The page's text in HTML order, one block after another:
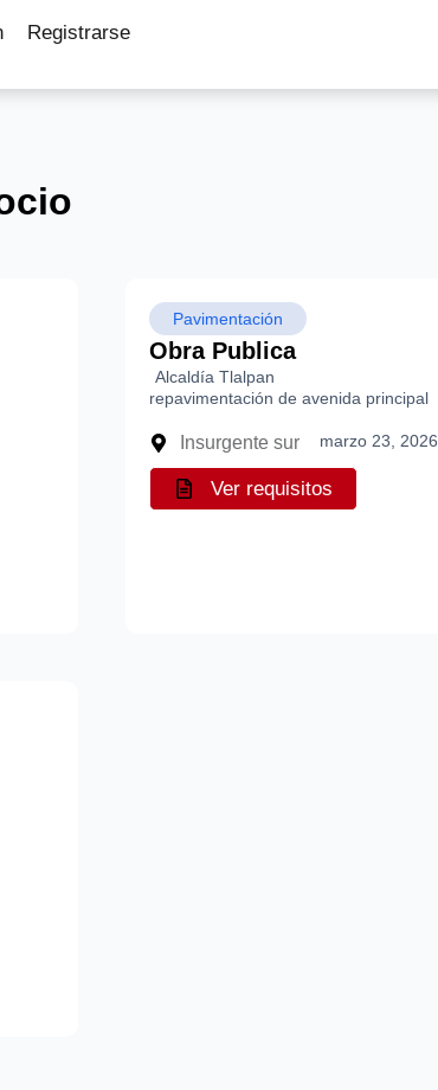
Registrarse
Pavimentación
Obra Publica
Alcaldía Tlalpan
repavimentación de avenida principal
Insurgente sur marzo 23, 2026
Ver requisitos